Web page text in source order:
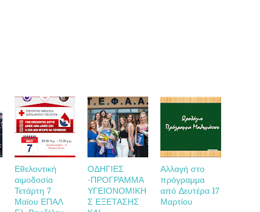
Εθελοντική
αιμοδοσία
Τετάρτη 7
Μαϊου ΕΠΑΛ
ΟΔΗΓΙΕΣ
-ΠΡΟΓΡΑΜΜΑ
ΥΓΕΙΟΝΟΜΙΚΗ
Σ ΕΞΕΤΑΣΗΣ
Αλλαγή στο
πρόγραμμα
από Δευτέρα 17
Μαρτίου